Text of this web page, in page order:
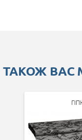
ТАКОЖ ВАС